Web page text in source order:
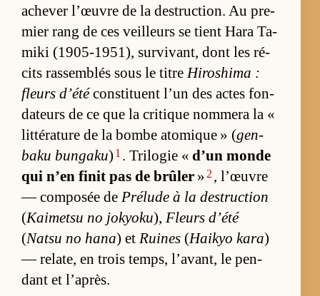
ache­ver l’œuvre de la des­truc­tion. Au pre­
mier rang de ces veilleurs se tient Hara Ta­
miki (1905-1951), sur­vi­vant, dont les ré­
cits ras­sem­blés sous le titreHi­ro­shima :
fleurs d’étéconsti­tuent l’un des actes fon­
da­teurs de ce que la cri­tique nom­mera la «
lit­té­ra­ture de la bombe ato­mique » (gen­
baku bun­gaku) 1 . Tri­lo­gie « d’un monde
qui n’en fi­nit pas de brû­ler » 2 , l’œuvre
— com­po­sée de Pré­lude à la des­truc­tion
(Kai­metsu no jo­kyoku), Fleurs d’été
(Natsu no hana) et Ruines (Hai­kyo kara)
— re­la­te, en trois temps, l’avant, le pen­
dant et l’après.